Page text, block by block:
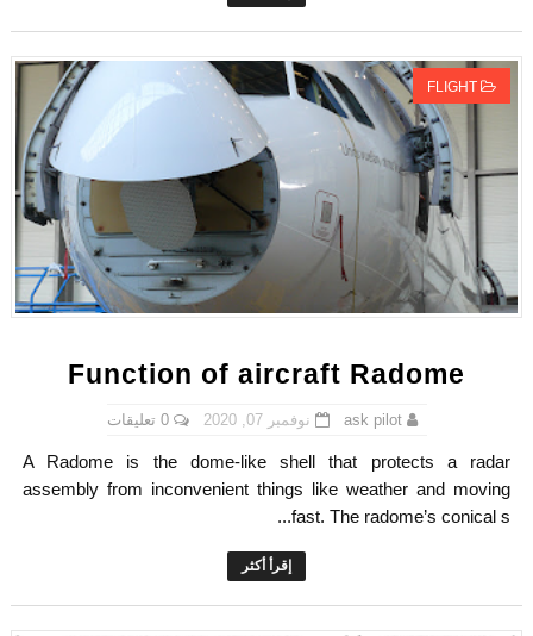
FLIGHT
Function of aircraft Radome
ask pilot نوفمبر 07, 2020 0 تعليقات
A Radome is the dome-like shell that protects a radar
assembly from inconvenient things like weather and moving
fast. The radome’s conical s...
إقرأ أكثر